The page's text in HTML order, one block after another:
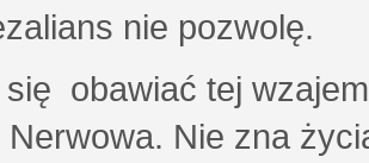
nie pozwolę.
się obawiać tej
Nerwowa. Nie zna